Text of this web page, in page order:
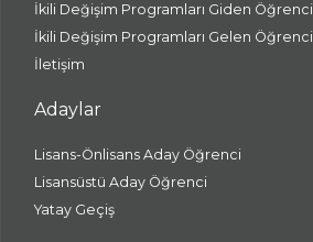
İkili Değişim Programları Giden Öğrenci
İkili Değişim Programları Gelen Öğrenci
İletişim
Adaylar
Lisans-Önlisans Aday Öğrenci
Lisansüstü Aday Öğrenci
Yatay Geçiş